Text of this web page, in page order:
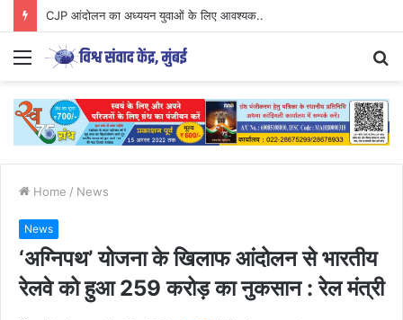
CJP आंदोलन का अध्ययन युवाओं के लिए आवश्यक..
Menu
Home / News
News
‘अग्निपथ’ योजना के खिलाफ आंदोलन से भारतीय
रेलवे को हुआ 259 करोड़ का नुकसान : रेल मंत्री